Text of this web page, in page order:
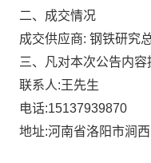
二、成交情况
成交供应商: 钢铁研究
三、凡对本次公告内
联系人:王先生
电话:15137939870
地址:河南省洛阳市涧西